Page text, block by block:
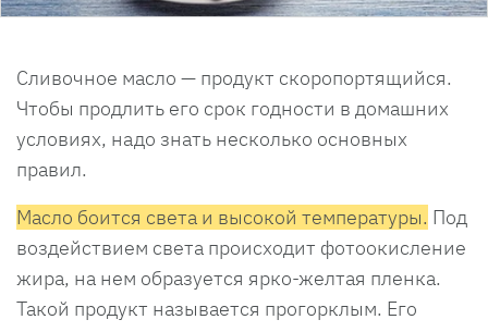
Сливочное масло — продукт скоропортящийся.
Чтобы продлить его срок годности в домашних
условиях, надо знать несколько основных
правил.
Масло боится света и высокой температуры. Под
воздействием света происходит фотоокисление
жира, на нем образуется ярко-желтая пленка.
Такой продукт называется прогорклым. Его